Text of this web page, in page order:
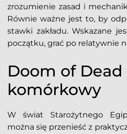
zrozumienie zasad i
Równie ważne jest to, by
stawki zakładu. Wskazane
początku, grać po relatywnie
Doom of
komórkowy
W świat Starożytnego
można się przenieść z